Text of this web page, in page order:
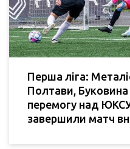
Перша ліга:
Полтави,
перемогу над
завершили матч